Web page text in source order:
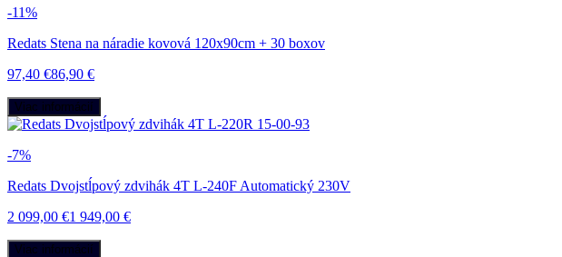
-11%
Redats Stena na náradie kovová 120x90cm + 30 boxov
97,40 €86,90 €
Viac informácií
-7%
Redats Dvojstĺpový zdvihák 4T L-240F Automatický 230V
2 099,00 €1 949,00 €
Viac informácií